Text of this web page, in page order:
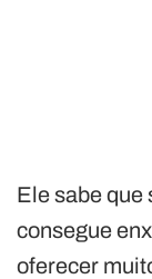
Ele sabe que
consegue
oferecer